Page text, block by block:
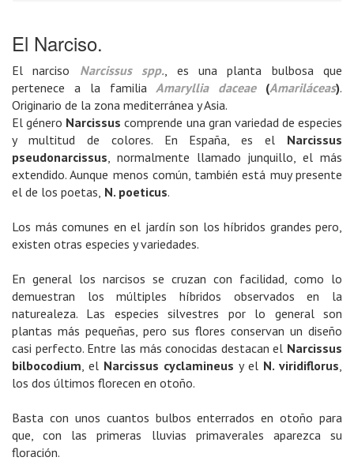
El Narciso.
El narciso Narcissus spp., es una planta bulbosa que
pertenece a la familiaAmaryllia daceae(Amariláceas).
Originario de la zona mediterránea y Asia.
El género Narcissus comprende una gran variedad de especies
y multitud de colores. En España, es el Narcissus
pseudonarcissus, normalmente llamado junquillo, el más
extendido. Aunque menos común, también está muy presente
el de los poetas, N. poeticus.
Los más comunes en el jardín son los híbridos grandes pero,
existen otras especies y variedades.
En general los narcisos se cruzan con facilidad, como lo
demuestran los múltiples híbridos observados en la
naturealeza. Las especies silvestres por lo general son
plantas más pequeñas, pero sus flores conservan un diseño
casi perfecto. Entre las más conocidas destacan el Narcissus
bilbocodium, el Narcissus cyclamineus y el N. viridiflorus,
los dos últimos florecen en otoño.
Basta con unos cuantos bulbos enterrados en otoño para
que, con las primeras lluvias primaverales aparezca su
floración.